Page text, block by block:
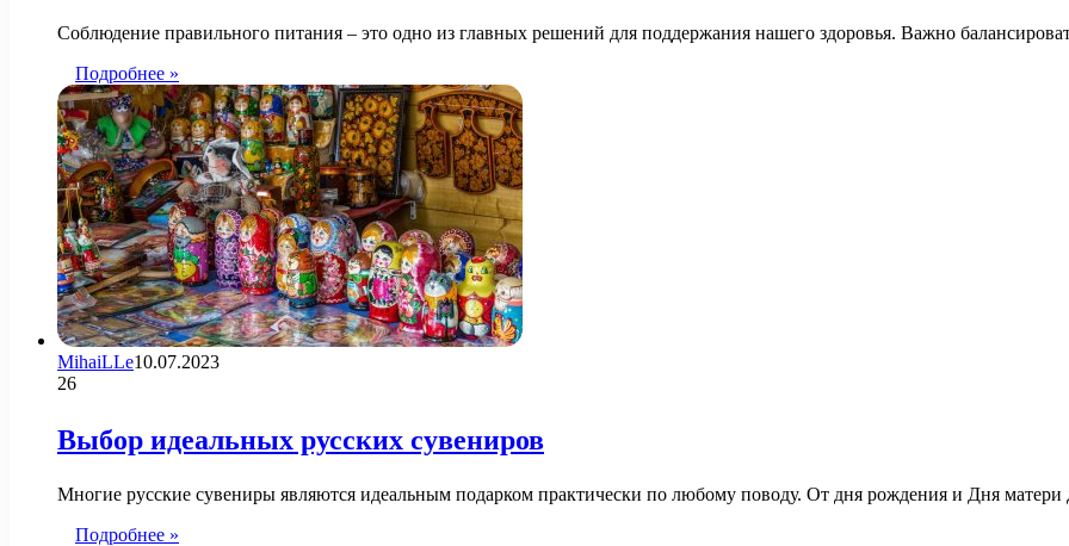
Соблюдение правильного питания – это одно из главных решений для поддержания нашего здоровья. Важно
Подробнее »
MihaiLLe10.07.2023
26
Выбор идеальных русских сувениров
Многие русские сувениры являются идеальным подарком практически по любому поводу. От дня рождения и Дня
Подробнее »